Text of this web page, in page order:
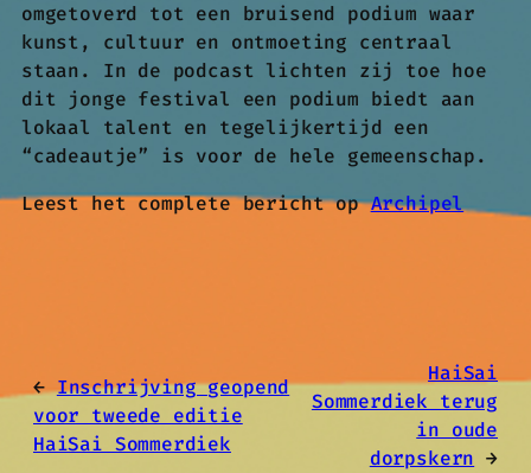
omgetoverd tot een bruisend podium waar
kunst, cultuur en ontmoeting centraal
staan. In de podcast lichten zij toe hoe
dit jonge festival een podium biedt aan
lokaal talent en tegelijkertijd een
“cadeautje” is voor de hele gemeenschap.
Leest het complete bericht opArchipel
← Inschrijving geopend
voor tweede editie
HaiSai Sommerdiek
HaiSai
Sommerdiek terug
in oude
dorpskern →